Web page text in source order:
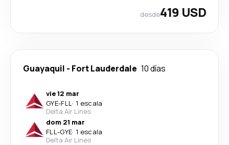
desde419 USD
Guayaquil - Fort Lauderdale 10 días
vie 12 mar
GYE-FLL· 1 escala
Delta Air Lines
dom 21 mar
FLL-GYE· 1 escala
Delta Air Lines